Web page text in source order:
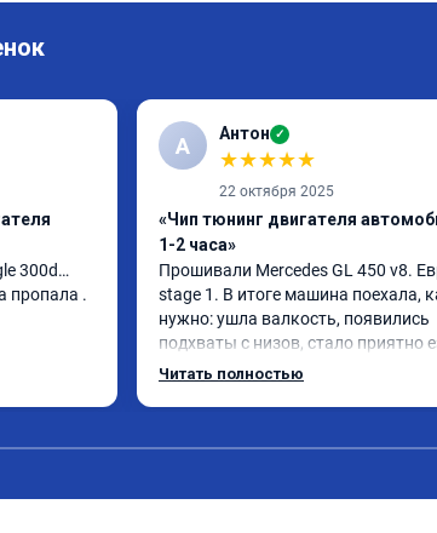
300d…
пропала .
А Антон ✓
★★★★★
22 октября 2025
«Чип тюнинг двигателя
1-2 часа»
Прошивали Mercedes GL 450 v8.
stage 1. В итоге машина поехала,
нужно: ушла валкость, появились
подхваты с низов, стало приятно
Одни из лучших трат, в авто! 🔥
Читать полностью